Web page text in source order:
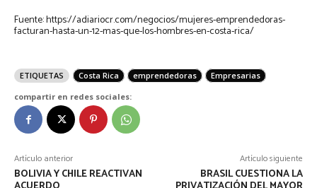
Fuente: https://adiariocr.com/negocios/mujeres-emprendedoras-
facturan-hasta-un-12-mas-que-los-hombres-en-costa-rica/
ETIQUETAS Costa Rica emprendedoras
Empresarias
compartir en redes sociales:
Artículo anterior
BOLIVIA Y CHILE REACTIVAN
Artículo siguiente
BRASIL CUESTIONA LA